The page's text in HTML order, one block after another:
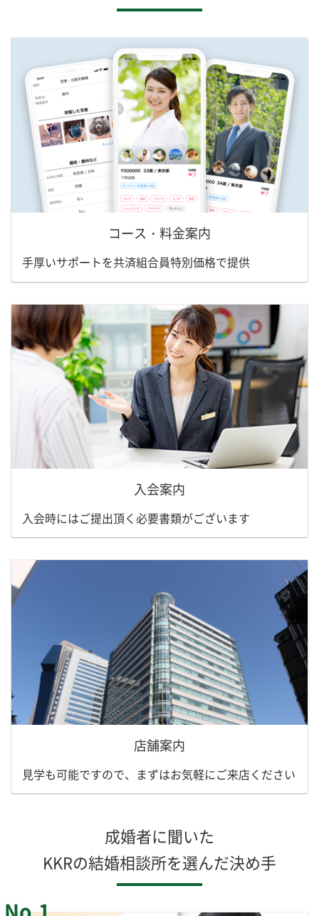
コース・料金案内
手厚いサポートを共済組合員特別価格で提供
入会案内
入会時にはご提出頂く必要書類がございます
店舗案内
見学も可能ですので、まずはお気軽にご来店ください
成婚者に聞いた
KKRの結婚相談所を選んだ決め手